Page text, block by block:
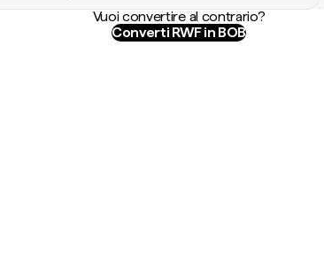
Vuoi convertire al contrario?
Converti RWF in BOB